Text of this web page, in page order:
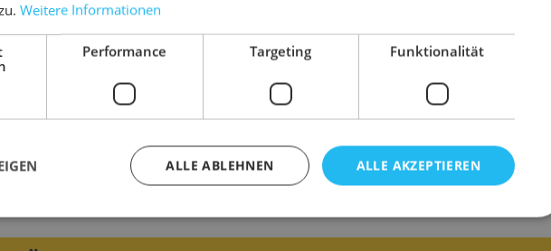
Ausstellungsbau prima geeignet.
und andere Einsatzbereiche
auf
Anfrage
Material
Wabenpappe
4620 g
Weitere Informationen
Performance Targeting Funktionalität
ALLE AKZEPTIEREN
ALLE ABLEHNEN